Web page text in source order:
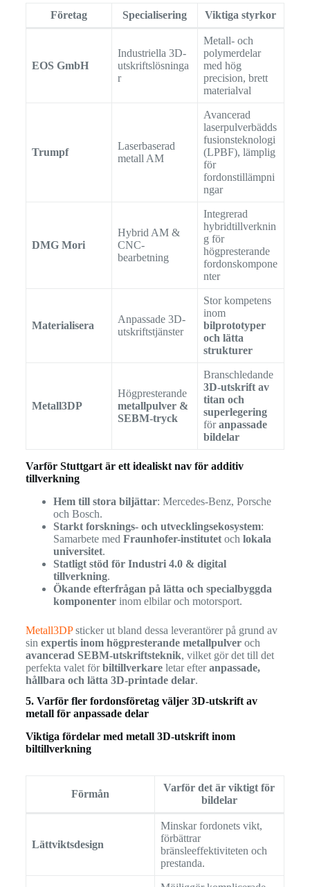
Företag Specialisering Viktiga styrkor
EOS GmbH
Industriella 3D-
utskriftslösninga
r
Metall- och
polymerdelar
med hög
precision, brett
materialval
Trumpf
Laserbaserad
metall AM
Avancerad
laserpulverbädds
fusionsteknologi
(LPBF), lämplig
för
fordonstillämpni
ngar
DMG Mori
Hybrid AM &
CNC-
bearbetning
Integrerad
hybridtillverknin
g för
högpresterande
fordonskompone
nter
Materialisera
Anpassade 3D-
utskriftstjänster
Stor kompetens
inom
bilprototyper
och lätta
strukturer
Metall3DP
Högpresterande
metallpulver &
SEBM-tryck
Branschledande
3D-utskrift av
titan och
superlegering
föranpassade
bildelar
Varför Stuttgart är ett idealiskt nav för additiv
tillverkning
Hem till stora biljättar: Mercedes-Benz, Porsche
och Bosch.
Starkt forsknings- och utvecklingsekosystem:
Samarbete med Fraunhofer-institutetoch lokala
universitet.
Statligt stöd för Industri 4.0 & digital
tillverkning.
Ökande efterfrågan på lätta och specialbyggda
komponenterinom elbilar och motorsport.
Metall3DPsticker ut bland dessa leverantörer på grund av
sin expertis inom högpresterande metallpulveroch
avancerad SEBM-utskriftsteknik, vilket gör det till det
perfekta valet förbiltillverkareletar efteranpassade,
hållbara och lätta 3D-printade delar.
5. Varför fler fordonsföretag väljer 3D-utskrift av
metall för anpassade delar
Viktiga fördelar med metall 3D-utskrift inom
biltillverkning
Förmån
Varför det är viktigt för
bildelar
Lättviktsdesign
Minskar fordonets vikt,
förbättrar
bränsleeffektiviteten och
prestanda.